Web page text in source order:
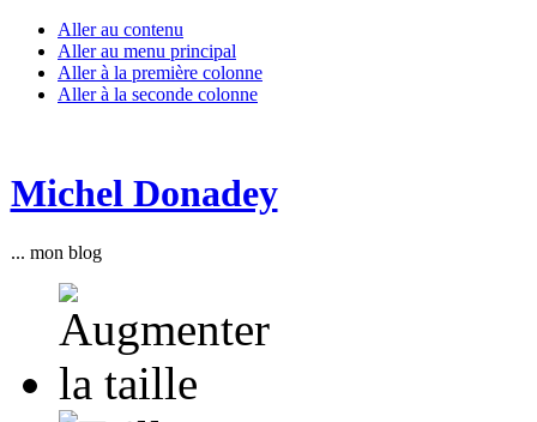
Aller au contenu
Aller au menu principal
Aller à la première colonne
Aller à la seconde colonne
Michel Donadey
... mon blog